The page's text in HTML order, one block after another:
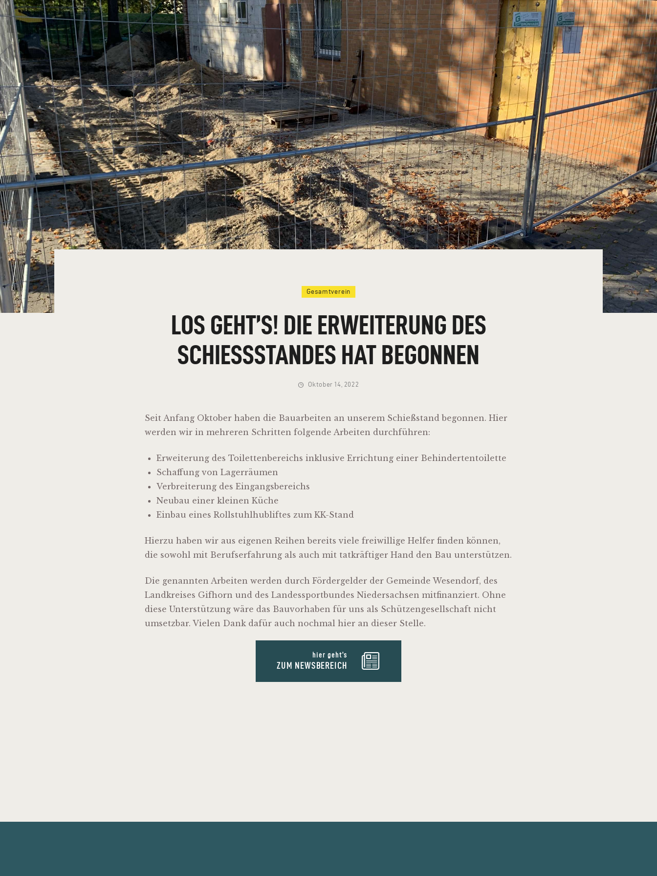
HOME
VEREIN
NEUIGKEITEN
TERMINE
VERMIETUNG
KONTAKT
Gesamtverein
LOS GEHT’S! DIE ERWEITERUNG DES
SCHIESSSTANDES HAT BEGONNEN
Oktober 14, 2022
Seit Anfang Oktober haben die Bauarbeiten an unserem Schießstand begonnen. Hier
werden wir in mehreren Schritten folgende Arbeiten durchführen:
Erweiterung des Toilettenbereichs inklusive Errichtung einer Behindertentoilette
Schaffung von Lagerräumen
Verbreiterung des Eingangsbereichs
Neubau einer kleinen Küche
Einbau eines Rollstuhlhubliftes zum KK-Stand
Hierzu haben wir aus eigenen Reihen bereits viele freiwillige Helfer finden können,
die sowohl mit Berufserfahrung als auch mit tatkräftiger Hand den Bau unterstützen.
Die genannten Arbeiten werden durch Fördergelder der Gemeinde Wesendorf, des
Landkreises Gifhorn und des Landessportbundes Niedersachsen mitfinanziert. Ohne
diese Unterstützung wäre das Bauvorhaben für uns als Schützengesellschaft nicht
umsetzbar. Vielen Dank dafür auch nochmal hier an dieser Stelle.
hier geht's
ZUM NEWSBEREICH